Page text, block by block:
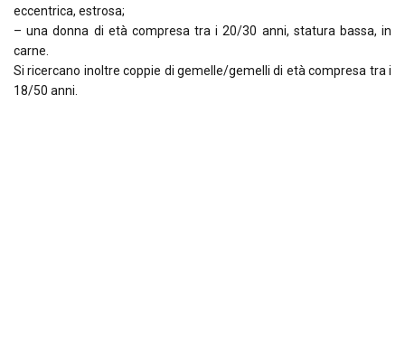
eccentrica, estrosa;
– una donna di età compresa tra i 20/30 anni, statura bassa, in
carne.
Si ricercano inoltre coppie di gemelle/gemelli di età compresa tra i
18/50 anni.